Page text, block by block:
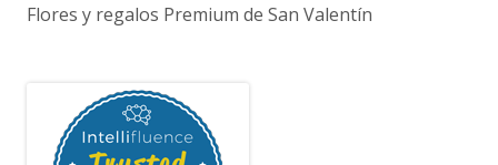
Flores y regalos Premium de San Valentín